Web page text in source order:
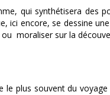
qui synthétisera des
ici encore, se dessine
moraliser sur la
souvent du voyage